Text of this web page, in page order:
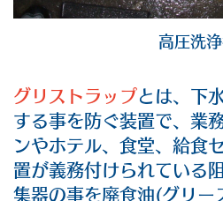
高圧洗
グリストラップとは、下
する事を防ぐ装置で、業
ンやホテル、食堂、給食
置が義務付けられている
集器の事を廃食油(グリー